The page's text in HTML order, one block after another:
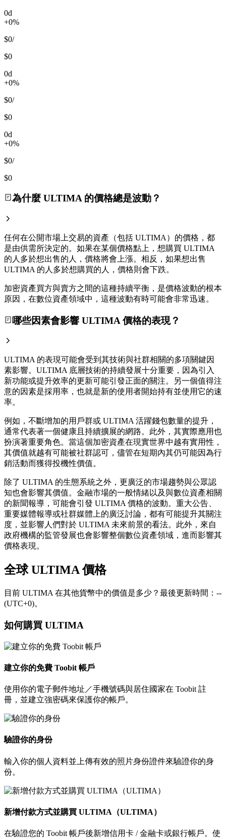
0d
+0%
$0/
$0
0d
+0%
$0/
$0
0d
+0%
$0/
$0
為什麼 ULTIMA 的價格總是波動？
任何在公開市場上交易的資產（包括 ULTIMA）的價格，都
是由供需所決定的。如果在某個價格點上，想購買 ULTIMA
的人多於想出售的人，價格將會上漲。相反，如果想出售
ULTIMA 的人多於想購買的人，價格則會下跌。
加密資產買方與賣方之間的這種持續平衡，是價格波動的根本
原因，在數位資產領域中，這種波動有時可能會非常迅速。
哪些因素會影響 ULTIMA 價格的表現？
ULTIMA 的表現可能會受到其技術與社群相關的多項關鍵因
素影響。ULTIMA 底層技術的持續發展十分重要，因為引入
新功能或提升效率的更新可能引發正面的關注。另一個值得注
意的因素是採用率，也就是新的使用者開始持有並使用它的速
率。
例如，不斷增加的用戶群或 ULTIMA 活躍錢包數量的提升，
通常代表著一個健康且持續擴展的網路。此外，其實際應用也
扮演著重要角色。當這個加密資產在現實世界中越有實用性，
其價值就越有可能被社群認可，儘管在短期內其仍可能因為行
銷活動而獲得投機性價值。
除了 ULTIMA 的生態系統之外，更廣泛的市場趨勢與公眾認
知也會影響其價值。金融市場的一般情緒以及與數位資產相關
的新聞報導，可能會引發 ULTIMA 價格的波動。重大公告、
重要媒體報導或社群媒體上的廣泛討論，都有可能提升其關注
度，並影響人們對於 ULTIMA 未來前景的看法。此外，來自
政府機構的監管發展也會影響整個數位資產領域，進而影響其
價格表現。
全球 ULTIMA 價格
目前 ULTIMA 在其他貨幣中的價值是多少？最後更新時間：--
(UTC+0)。
如何購買 ULTIMA
建立你的免費 Toobit 帳戶
使用你的電子郵件地址／手機號碼與居住國家在 Toobit 註
冊，並建立強密碼來保護你的帳戶。
驗證你的身份
輸入你的個人資料並上傳有效的照片身份證件來驗證你的身
份。
新增付款方式並購買 ULTIMA（ULTIMA）
在驗證您的 Toobit 帳戶後新增信用卡 / 金融卡或銀行帳戶。使